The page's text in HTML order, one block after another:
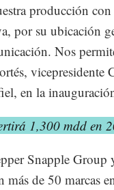
producción
por su ubicación
Nos
vicepresidente
en la
1,300 mdd en
Snapple Group
más de 50 marcas